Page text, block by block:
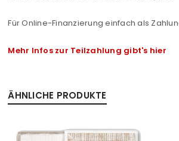
Für Online-Finanzierung einfach als
Mehr Infos zur Teilzahlung gibt's hier
ÄHNLICHE PRODUKTE